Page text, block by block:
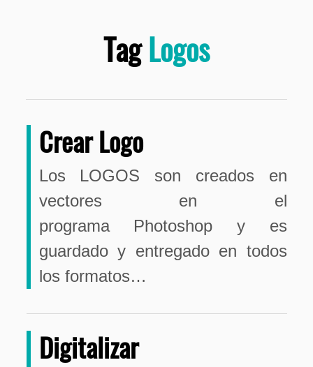
TagLogos
Crear Logo
Los LOGOS son creados en
vectores en el
programa Photoshop y es
guardado y entregado en todos
los formatos…
Digitalizar